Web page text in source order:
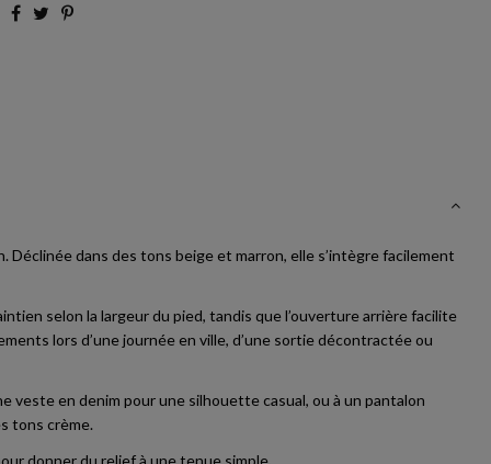
dans des tons beige et marron, elle s’intègre facilement
selon la largeur du pied, tandis que l’ouverture arrière facilite
lors d’une journée en ville, d’une sortie décontractée ou
veste en denim pour une silhouette casual, ou à un pantalon
tons crème.